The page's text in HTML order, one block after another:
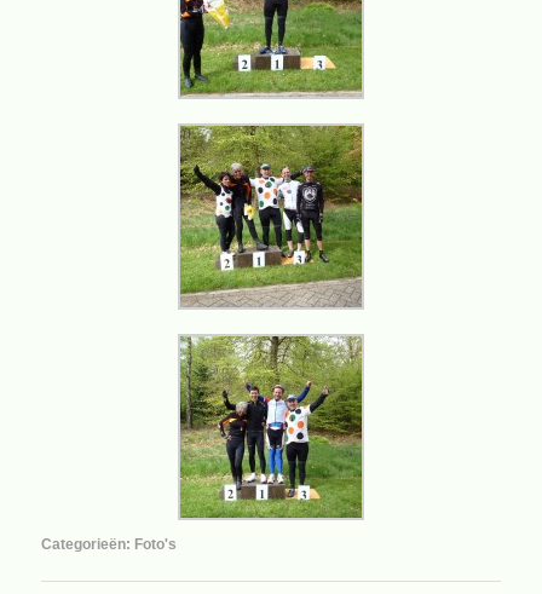
Categorieën: Foto's